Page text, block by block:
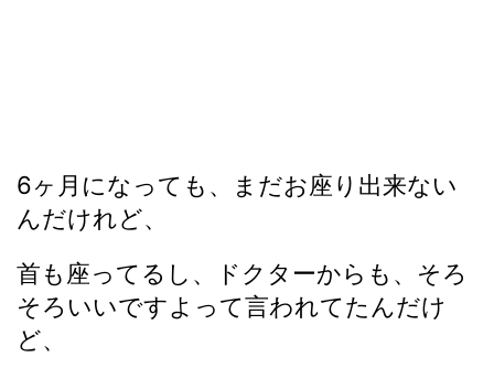
6ヶ月になっても、まだお座り出来ない
んだけれど、
首も座ってるし、ドクターからも、そろ
そろいいですよって言われてたんだけ
ど、